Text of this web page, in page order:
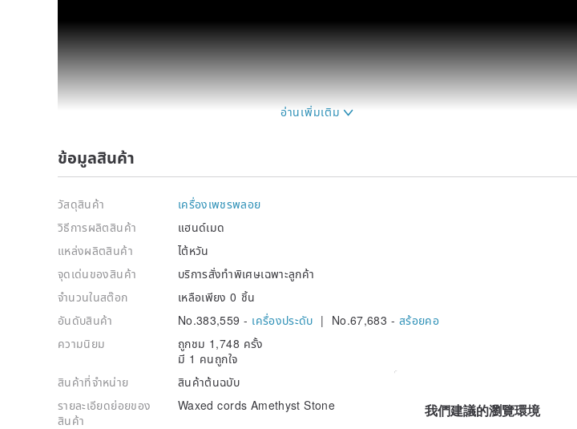
I like travel and handmade. In 2013, I went on a hitchhiking journey beginning from
Xinjiang , to Tibet , and arrived Nepal. I came across a small macrame workshop in a local
family home in Pokhara Village. I was and am still feel so amazed of the macrame knotting
techniques, with only thread and stone, you can turn them into one of a kind of art pieces.
Since then, I like making macrame accessories wherever I travel to
ข้อมูลสินค้า
วัสดุสินค้า
เครื่องเพชรพลอย
วิธีการผลิตสินค้า
แฮนด์เมด
แหล่งผลิตสินค้า
ไต้หวัน
จุดเด่นของสินค้า
บริการสั่งทำพิเศษเฉพาะลูกค้า
จำนวนในสต๊อก
เหลือเพียง 0 ชิ้น
อันดับสินค้า
No.383,559 - เครื่องประดับ | No.67,683 - สร้อยคอ
ความนิยม
ถูกชม 1,748 ครั้ง
มี 1 คนถูกใจ
สินค้าที่จำหน่าย
สินค้าต้นฉบับ
รายละเอียดย่อยของ
สินค้า
Waxed cords Amethyst Stone 我們建議的瀏覽環境